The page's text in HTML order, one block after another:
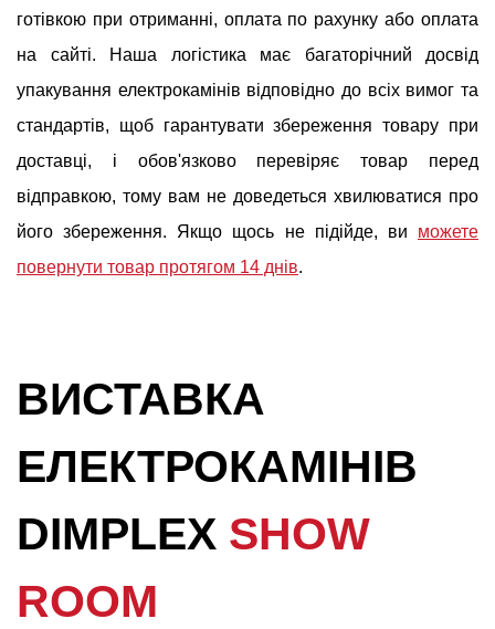
готівкою при отриманні, оплата по рахунку або оплата
на сайті. Наша логістика має багаторічний досвід
упакування електрокамінів відповідно до всіх вимог та
стандартів, щоб гарантувати збереження товару при
доставці, і обов'язково перевіряє товар перед
відправкою, тому вам не доведеться хвилюватися про
його збереження. Якщо щось не підійде, ви можете
повернути товар протягом 14 днів.
ВИСТАВКА
ЕЛЕКТРОКАМІНІВ
DIMPLEX SHOW
ROOM